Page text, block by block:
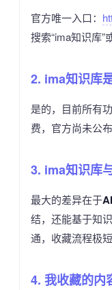
官方唯一入口：
搜索“ima知识库”
2. ima知识库
是的，目前所有
费，官方尚未公
3. ima知识库
最大的差异在于
结，还能基于知
通，收藏流程极
4. 我收藏的内